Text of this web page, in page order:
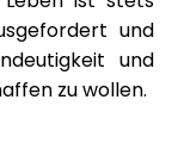
und
und
zu wollen.